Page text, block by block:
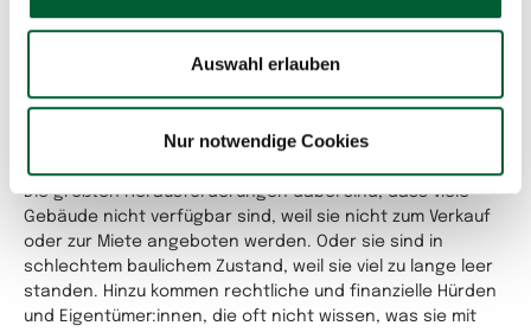
Auswahl erlauben
Nur notwendige Cookies
dessen Boden ein. Sie wollen, dass bestehende Gebäude
Fläche bebaut werden muss. So bleibt die Natur erhalten,
das Klima wird geschützt, die Ortsmitte belebt und es
Die größten Herausforderungen dabei sind, dass viele
Gebäude nicht verfügbar sind, weil sie nicht zum Verkauf
oder zur Miete angeboten werden. Oder sie sind in
schlechtem baulichem Zustand, weil sie viel zu lange leer
standen. Hinzu kommen rechtliche und finanzielle Hürden
und Eigentümer:innen, die oft nicht wissen, was sie mit